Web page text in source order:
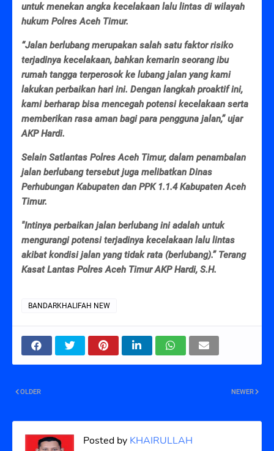
untuk menekan angka kecelakaan lalu lintas di wilayah
hukum Polres Aceh Timur.
“Jalan berlubang merupakan salah satu faktor risiko
terjadinya kecelakaan, bahkan kemarin seorang ibu
rumah tangga terperosok ke lubang jalan yang kami
lakukan perbaikan hari ini. Dengan langkah proaktif ini,
kami berharap bisa mencegah potensi kecelakaan serta
memberikan rasa aman bagi para pengguna jalan,” ujar
AKP Hardi.
Selain Satlantas Polres Aceh Timur, dalam penambalan
jalan berlubang tersebut juga melibatkan Dinas
Perhubungan Kabupaten dan PPK 1.1.4 Kabupaten Aceh
Timur.
"Intinya perbaikan jalan berlubang ini adalah untuk
mengurangi potensi terjadinya kecelakaan lalu lintas
akibat kondisi jalan yang tidak rata (berlubang).” Terang
Kasat Lantas Polres Aceh Timur AKP Hardi, S.H.
BANDARKHALIFAH NEW
NEWER
OLDER
Posted by KHAIRULLAH